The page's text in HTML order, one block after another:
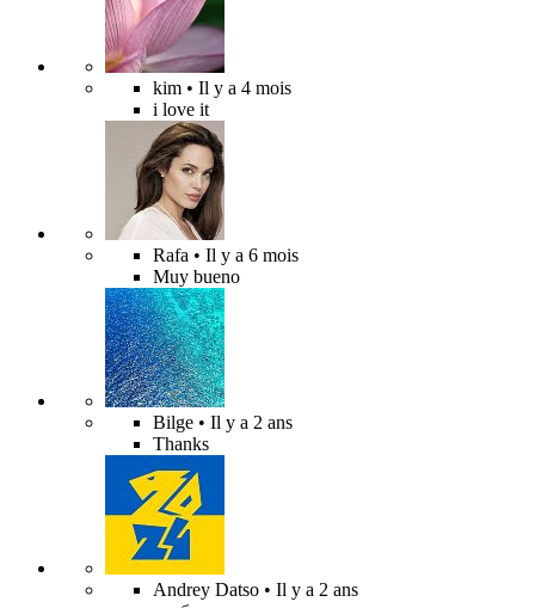
kim • Il y a 4 mois
i love it
Rafa • Il y a 6 mois
Muy bueno
Bilge • Il y a 2 ans
Thanks
Andrey Datso • Il y a 2 ans